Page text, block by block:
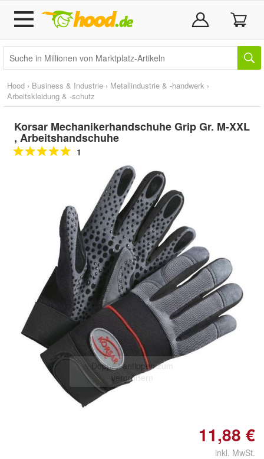
Hood › Business & Industrie › Metallindustrie & -handwerk ›
Arbeitskleidung & -schutz
Korsar Mechanikerhandschuhe Grip Gr. M-XXL
, Arbeitshandschuhe
1
Doppelt antippen zum
vergrößern
11,88 €
inkl. MwSt.